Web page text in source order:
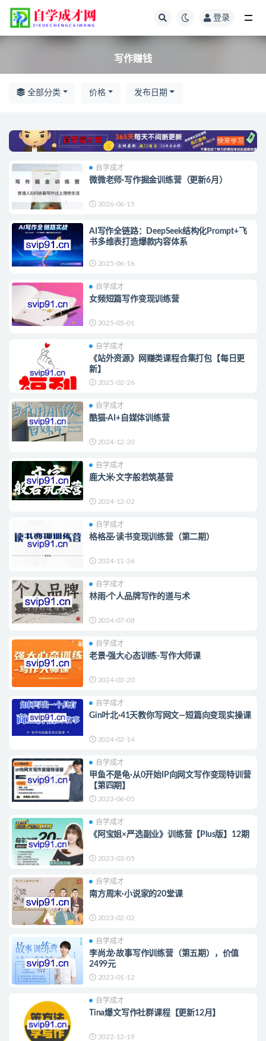
登录
写作赚钱
全部分类 价格 发布日期
自学成才
微微老师·写作掘金训练营（更新6月）
2026-06-15
AI写作全链路：DeepSeek结构化Prompt+飞
书多维表打造爆款内容体系
2025-06-16
自学成才
女频短篇写作变现训练营
2025-05-01
自学成才
《站外资源》网赚类课程合集打包【每日更
新】
2025-02-26
自学成才
酷猫·AI+自媒体训练营
2024-12-20
自学成才
鹿大米·文字般若筑基营
2024-12-02
自学成才
格格巫·读书变现训练营（第二期）
2024-11-26
自学成才
林雨·个人品牌写作的道与术
2024-07-08
自学成才
老景·强大心态训练-写作大师课
2024-02-20
自学成才
Gin叶北·41天教你写网文—短篇向变现实操课
2024-02-14
自学成才
甲鱼不是龟·从0开始IP向网文写作变现特训营
【第四期】
2023-06-05
自学成才
《阿宝姐×严选副业》训练营【Plus版】12期
2023-03-05
自学成才
南方周末·小说家的20堂课
2023-02-02
自学成才
李尚龙·故事写作训练营（第五期），价值
2499元
2023-01-12
自学成才
Tina爆文写作社群课程【更新12月】
2022-12-19